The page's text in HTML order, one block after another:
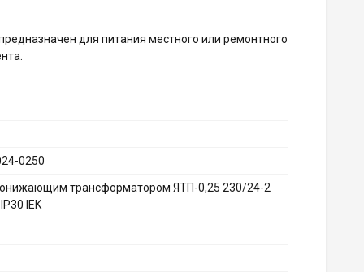
для питания местного или ремонтного
0250
трансформатором ЯТП-0,25 230/24-2
IEK